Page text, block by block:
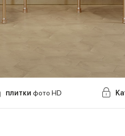
плитки фото HD